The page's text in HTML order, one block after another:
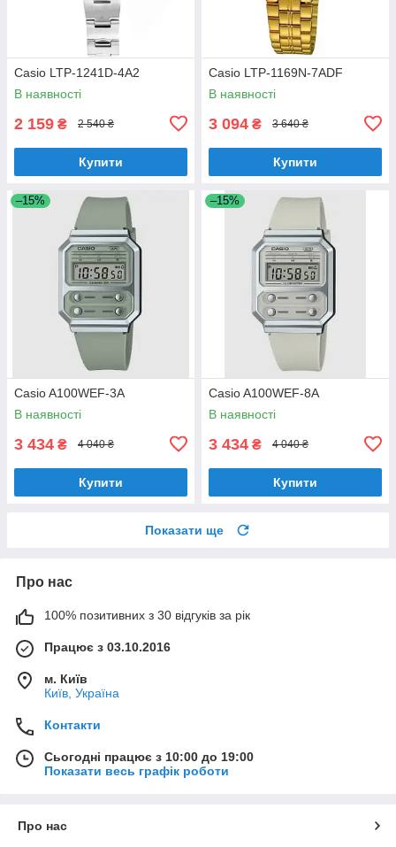
Casio LTP-1241D-4A2
В наявності
2 159 ₴ 2 540 ₴
Купити
Casio LTP-1169N-7ADF
В наявності
3 094 ₴ 3 640 ₴
Купити
–15%
Casio A100WEF-3A
В наявності
3 434 ₴ 4 040 ₴
Купити
–15%
Casio A100WEF-8A
В наявності
3 434 ₴ 4 040 ₴
Купити
Показати ще
Про нас
100% позитивних з 30 відгуків за рік
Працює з 03.10.2016
м. Київ
Київ, Україна
Контакти
Сьогодні працює з 10:00 до 19:00
Показати весь графік роботи
Про нас